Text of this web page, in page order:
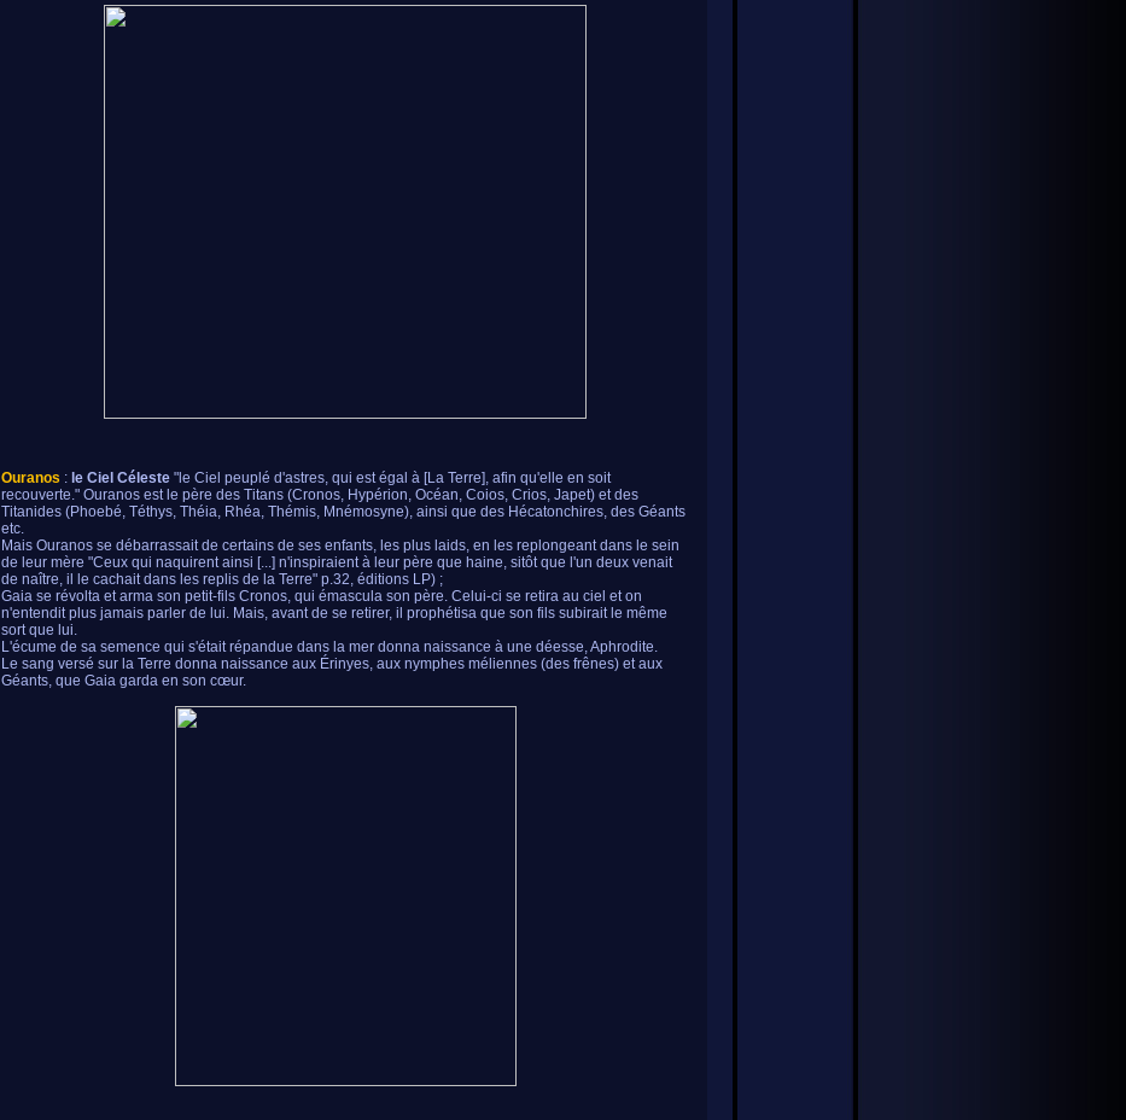
Ouranos : le Ciel Céleste "le Ciel peuplé d'astres, qui est égal à [La Terre], afin qu'elle en soit
recouverte." Ouranos est le père des Titans (Cronos, Hypérion, Océan, Coios, Crios, Japet) et des
Titanides (Phoebé, Téthys, Théia, Rhéa, Thémis, Mnémosyne), ainsi que des Hécatonchires, des Géants
etc.
Mais Ouranos se débarrassait de certains de ses enfants, les plus laids, en les replongeant dans le sein
de leur mère "Ceux qui naquirent ainsi [...] n'inspiraient à leur père que haine, sitôt que l'un deux venait
de naître, il le cachait dans les replis de la Terre" p.32, éditions LP) ;
Gaia se révolta et arma son petit-fils Cronos, qui émascula son père. Celui-ci se retira au ciel et on
n'entendit plus jamais parler de lui. Mais, avant de se retirer, il prophétisa que son fils subirait le même
sort que lui.
L'écume de sa semence qui s'était répandue dans la mer donna naissance à une déesse, Aphrodite.
Le sang versé sur la Terre donna naissance aux Érinyes, aux nymphes méliennes (des frênes) et aux
Géants, que Gaia garda en son cœur.